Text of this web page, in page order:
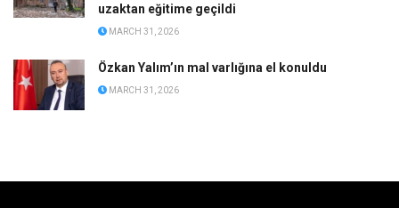
uzaktan eğitime geçildi
MARCH 31, 2026
Özkan Yalım’ın mal varlığına el konuldu
MARCH 31, 2026